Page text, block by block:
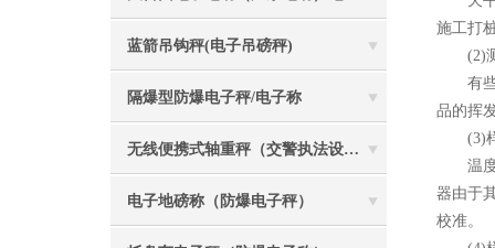
蓝箭吊钩秤(电子吊磅秤)
隔爆型防爆电子秤/电子称
无线便携式轴重秤（交警执法设备）
电子地磅称（防爆电子秤）
施工打
(2)测
有些
品的挥
(3)样
温度
器由于
校准。